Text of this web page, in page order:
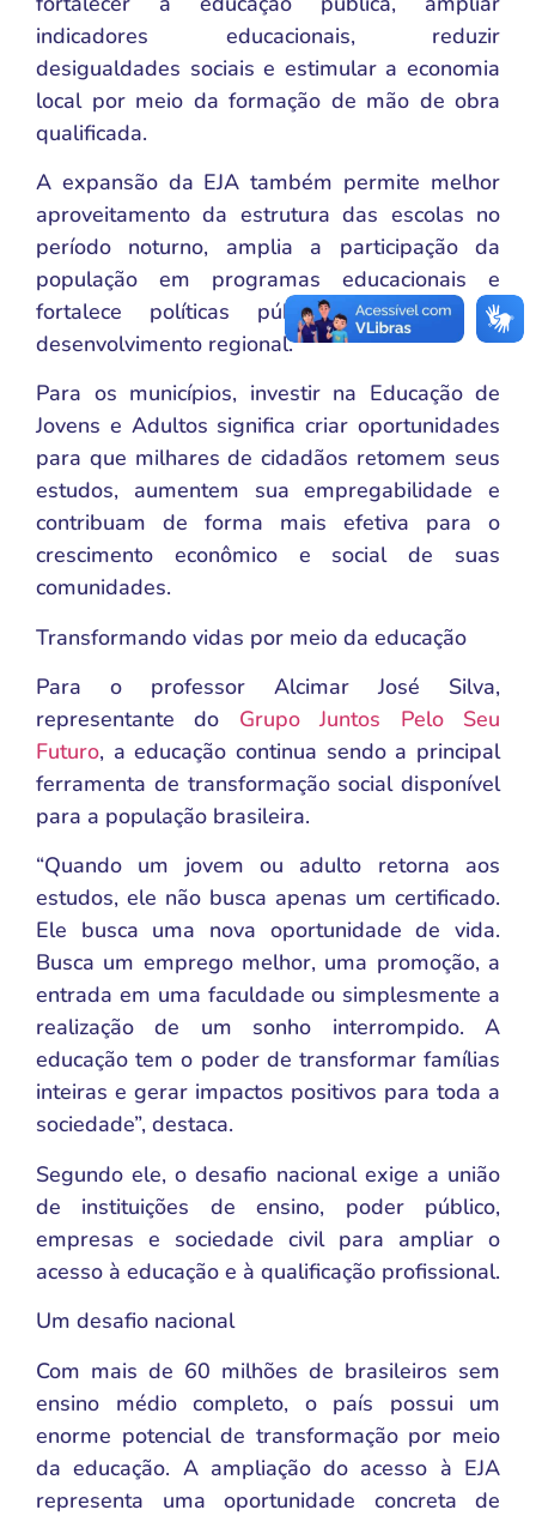
indicadores educacionais, reduzir
desigualdades sociais e estimular a economia
local por meio da formação de mão de obra
qualificada.
A expansão da EJA também permite melhor
aproveitamento da estrutura das escolas no
período noturno, amplia a participação da
população em programas educacionais e
fortalece políticas públicas voltadas ao
desenvolvimento regional.
Para os municípios, investir na Educação de
Jovens e Adultos significa criar oportunidades
para que milhares de cidadãos retomem seus
estudos, aumentem sua empregabilidade e
contribuam de forma mais efetiva para o
crescimento econômico e social de suas
comunidades.
Transformando vidas por meio da educação
Para o professor Alcimar José Silva,
representante do Grupo Juntos Pelo Seu
Futuro, a educação continua sendo a principal
ferramenta de transformação social disponível
para a população brasileira.
“Quando um jovem ou adulto retorna aos
estudos, ele não busca apenas um certificado.
Ele busca uma nova oportunidade de vida.
Busca um emprego melhor, uma promoção, a
entrada em uma faculdade ou simplesmente a
realização de um sonho interrompido. A
educação tem o poder de transformar famílias
inteiras e gerar impactos positivos para toda a
sociedade”, destaca.
Segundo ele, o desafio nacional exige a união
de instituições de ensino, poder público,
empresas e sociedade civil para ampliar o
acesso à educação e à qualificação profissional.
Um desafio nacional
Com mais de 60 milhões de brasileiros sem
ensino médio completo, o país possui um
enorme potencial de transformação por meio
da educação. A ampliação do acesso à EJA
representa uma oportunidade concreta de